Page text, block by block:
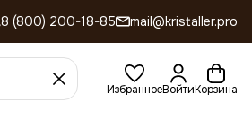
8 (800) 200-18-85 mail@kristaller.pro
ИзбранноеВойтиКорзина